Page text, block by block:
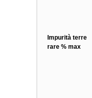
Impurità terre
rare % max